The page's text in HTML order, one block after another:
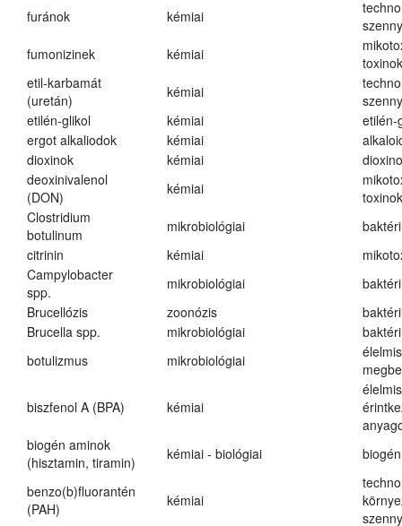
furánok
kémiai
fumonizinek
kémiai
toxinok
etil-karbamát
(uretán)
kémiai
etilén-glikol
kémiai
etilén-
ergot alkaliodok
kémiai
dioxinok
kémiai
deoxinivalenol
(DON)
kémiai
toxinok
Clostridium
botulinum
mikrobiológiai
citrinin
kémiai
Campylobacter
spp.
mikrobiológiai
Brucellózis
zoonózis
Brucella spp.
mikrobiológiai
botulizmus
mikrobiológiai
biszfenol A (BPA) kémiai
biogén aminok
(hisztamin, tiramin)
kémiai - biológiai
benzo(b)fluorantén
(PAH)
kémiai